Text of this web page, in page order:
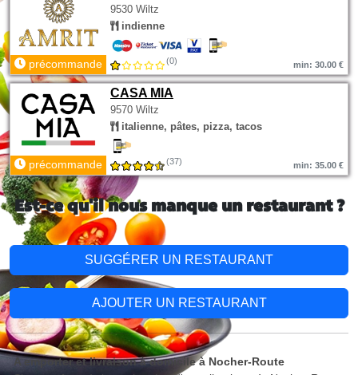
9530 Wiltz
indienne
précommande (0) min: 30.00 €
CASA MIA
9570 Wiltz
italienne, pâtes, pizza, tacos
précommande (37) min: 35.00 €
Est-ce qu'il nous manque un restaurant ?
SUGGÉRER UN RESTAURANT
AJOUTER UN RESTAURANT
A emporter et livraison à domicile à Nocher-Route